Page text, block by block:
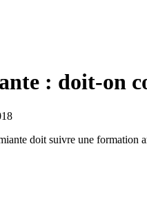
: doit-on
doit suivre une formation